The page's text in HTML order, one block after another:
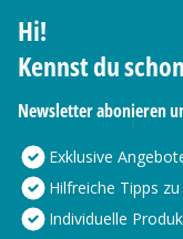
Hi!
Kennst du
Newsletter abonieren
Exklusive
Hilfreiche Tipps
Individuelle